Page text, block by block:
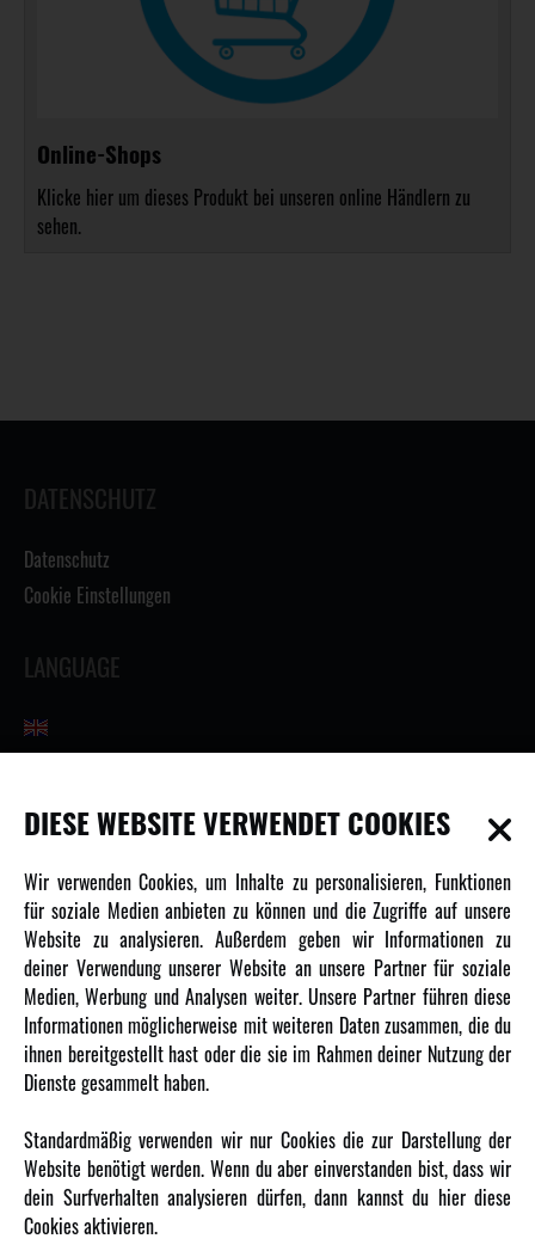
Online-Shops
Klicke hier um dieses Produkt bei unseren online Händlern zu
sehen.
DATENSCHUTZ
Datenschutz
Cookie Einstellungen
LANGUAGE
INFORMATIONEN
Newsletter
Über uns
Karriere
Amewi Kataloge
MEHR VON AMEWI
Amewi Construction - Nutzfahrzeuge
Malinos - Die kreative Seite von Amewi
Werden Sie Amewi Händler
DIESE WEBSITE VERWENDET COOKIES
Wir verwenden Cookies, um Inhalte zu personalisieren, Funktionen
für soziale Medien anbieten zu können und die Zugriffe auf unsere
Website zu analysieren. Außerdem geben wir Informationen zu
deiner Verwendung unserer Website an unsere Partner für soziale
Medien, Werbung und Analysen weiter. Unsere Partner führen diese
Informationen möglicherweise mit weiteren Daten zusammen, die du
ihnen bereitgestellt hast oder die sie im Rahmen deiner Nutzung der
Dienste gesammelt haben.
Standardmäßig verwenden wir nur Cookies die zur Darstellung der
Website benötigt werden. Wenn du aber einverstanden bist, dass wir
dein Surfverhalten analysieren dürfen, dann kannst du hier diese
Cookies aktivieren.